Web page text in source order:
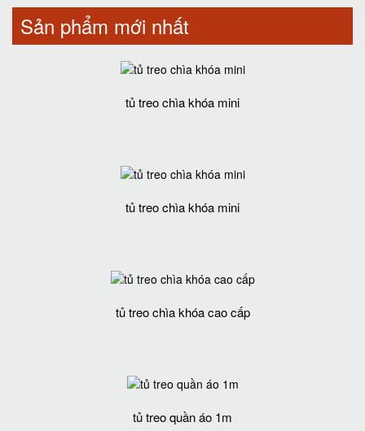
Sản phẩm mới nhất
tủ treo chìa khóa mini
tủ treo chìa khóa mini
tủ treo chìa khóa cao cấp
tủ treo quần áo 1m